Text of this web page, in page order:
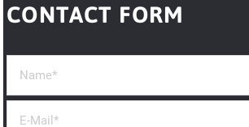
CONTACT FORM